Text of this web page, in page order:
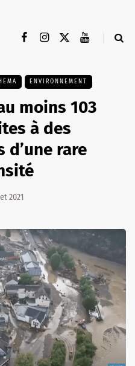
ENVIRONNEMENT
moins 103
à des
d’une rare
2021